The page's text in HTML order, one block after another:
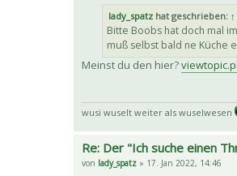
lady_spatz hat geschrieben: ↑
Bitte Boobs hat doch mal
muß selbst bald ne Küche
Meinst du den hier?
wusi wuselt weiter als wuselwesen
Re: Der "Ich suche einen
von lady_spatz » 17. Jan 2022, 14:46